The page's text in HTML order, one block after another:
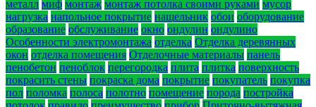
металл миф монтаж монтаж потолка своими руками мусор
нагрузка напольное покрытие нащельник обои оборудование
образование обслуживание окно ондулин ондулино
Особенности электромонтажа отделка Отделка деревянных
окон отделка помещения Отделочные материалы панель
пенобетон пеноблок перегородка плита плитка поверхность
покрасить стены покраска дома покрытие покупатель покупка
пол поломка полоса полотно помещение порода постройка